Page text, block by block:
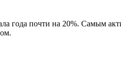
года почти на 20%. Самым